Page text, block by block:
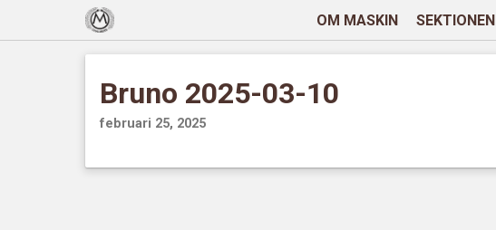
OM MASKIN SEKTIONEN
Bruno 2025-03-10
februari 25, 2025